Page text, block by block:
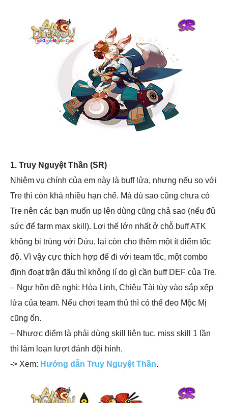
1. Truy Nguyệt Thần (SR)
Nhiệm vụ chính của em này là buff lửa, nhưng nếu so với
Tre thì còn khá nhiều hạn chế. Mà dù sao cũng chưa có
Tre nên các bạn muốn up lên dùng cũng chả sao (nếu đủ
sức để farm max skill). Lợi thế lớn nhất ở chỗ buff ATK
không bị trùng với Dứu, lại còn cho thêm một ít điểm tốc
độ. Vì vậy cực thích hợp để đi với team tốc, một combo
định đoạt trận đấu thì không lí do gì cần buff DEF của Tre.
– Ngự hồn đề nghị: Hỏa Linh, Chiêu Tài tùy vào sắp xếp
lửa của team. Nếu chơi team thủ thì có thể đeo Mộc Mị
cũng ổn.
– Nhược điểm là phải dùng skill liên tục, miss skill 1 lần
thì làm loạn lượt đánh đội hình.
-> Xem: Hướng dẫn Truy Nguyệt Thần.